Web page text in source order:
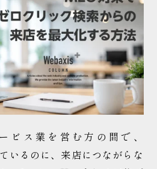
覧
こちら
ビス業を営む方の間で、
いるのに、来店につながらな